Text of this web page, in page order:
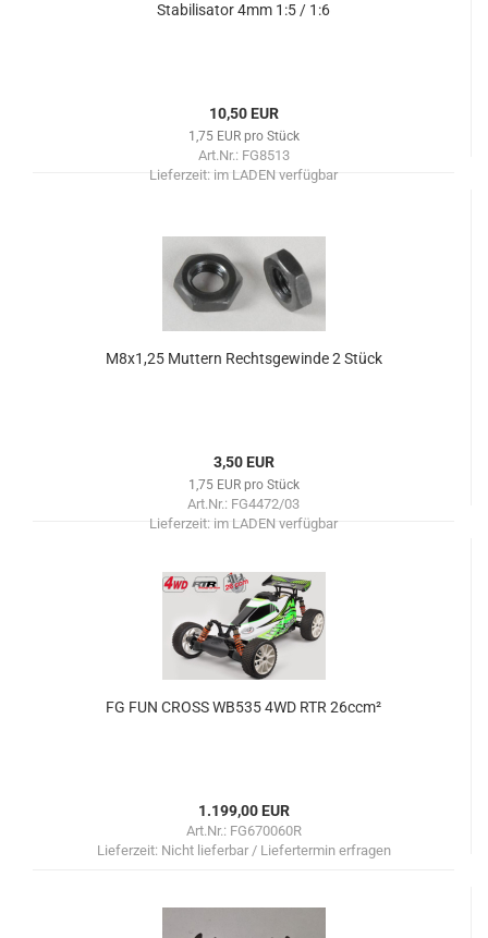
Stabilisator 4mm 1:5 / 1:6
10,50 EUR
1,75 EUR pro Stück
Art.Nr.: FG8513
Lieferzeit: im LADEN verfügbar
M8x1,25 Muttern Rechtsgewinde 2 Stück
3,50 EUR
1,75 EUR pro Stück
Art.Nr.: FG4472/03
Lieferzeit: im LADEN verfügbar
FG FUN CROSS WB535 4WD RTR 26ccm²
1.199,00 EUR
Art.Nr.: FG670060R
Lieferzeit: Nicht lieferbar / Liefertermin erfragen